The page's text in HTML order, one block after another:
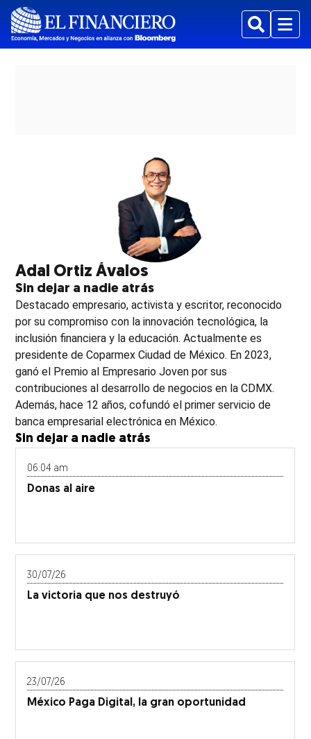
BuscarMenu
Adal Ortiz Ávalos
Sin dejar a nadie atrás
Destacado empresario, activista y escritor, reconocido
por su compromiso con la innovación tecnológica, la
inclusión financiera y la educación. Actualmente es
presidente de Coparmex Ciudad de México. En 2023,
ganó el Premio al Empresario Joven por sus
contribuciones al desarrollo de negocios en la CDMX.
Además, hace 12 años, cofundó el primer servicio de
banca empresarial electrónica en México.
Sin dejar a nadie atrás
06:04 am
Donas al aire
30/07/26
La victoria que nos destruyó
23/07/26
México Paga Digital, la gran oportunidad